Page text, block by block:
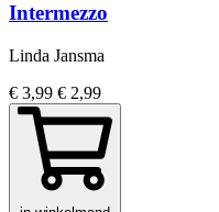
Intermezzo
Linda Jansma
€ 3,99 € 2,99